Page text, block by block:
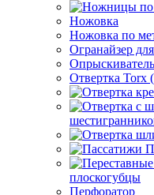
Ножовка
Ножовка по
Огранайзер
Отвертка Torx
плоскогубцы
Перфоратор